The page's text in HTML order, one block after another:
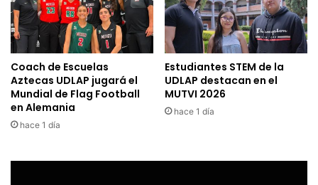
Coach de Escuelas
Aztecas UDLAP jugará el
Mundial de Flag Football
en Alemania
hace 1 día
Estudiantes STEM de la
UDLAP destacan en el
MUTVI 2026
hace 1 día